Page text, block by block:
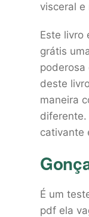
visceral
Este livro
grátis
poderosa
deste
maneira
diferente.
cativante
É um
pdf ela